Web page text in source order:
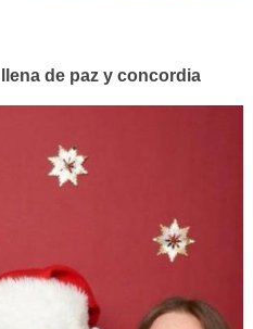
de paz y concordia